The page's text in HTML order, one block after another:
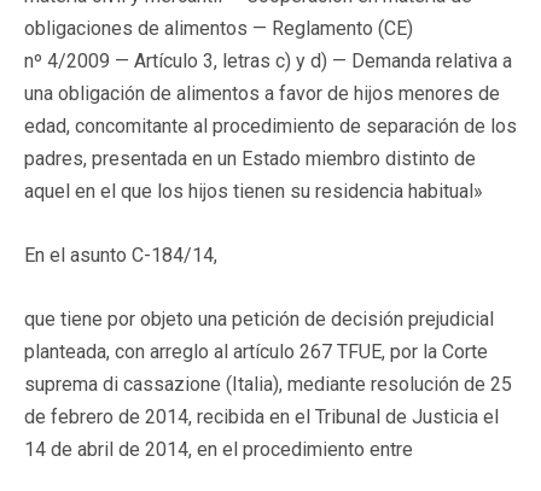
obligaciones de alimentos — Reglamento (CE)
nº 4/2009 — Artículo 3, letras c) y d) — Demanda relativa a
una obligación de alimentos a favor de hijos menores de
edad, concomitante al procedimiento de separación de los
padres, presentada en un Estado miembro distinto de
aquel en el que los hijos tienen su residencia habitual»
En el asunto C-184/14,
que tiene por objeto una petición de decisión prejudicial
planteada, con arreglo al artículo 267 TFUE, por la Corte
suprema di cassazione (Italia), mediante resolución de 25
de febrero de 2014, recibida en el Tribunal de Justicia el
14 de abril de 2014, en el procedimiento entre